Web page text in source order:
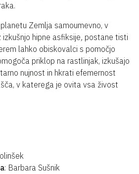
Zemlja samoumevno, v
izkušnjo hipne asfiksije, postane tisti
lahko obiskovalci s pomočjo
priklop na rastlinjak, izkušajo
nujnost in hkrati efemernost
v katerega je ovita vsa živost
: Barbara Sušnik